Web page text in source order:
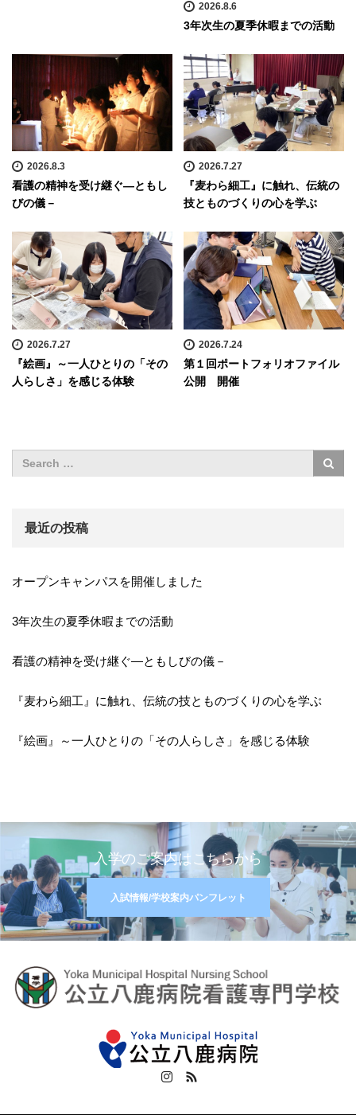
2026.8.6
3年次生の夏季休暇までの活動
2026.8.3
看護の精神を受け継ぐ―ともし
びの儀－
2026.7.27
『麦わら細工』に触れ、伝統の
技とものづくりの心を学ぶ
2026.7.27
『絵画』～一人ひとりの「その
人らしさ」を感じる体験
2026.7.24
第１回ポートフォリオファイル
公開 開催
最近の投稿
オープンキャンパスを開催しました
3年次生の夏季休暇までの活動
看護の精神を受け継ぐ―ともしびの儀－
『麦わら細工』に触れ、伝統の技とものづくりの心を学ぶ
『絵画』～一人ひとりの「その人らしさ」を感じる体験
入学のご案内はこちらから
入試情報/学校案内パンフレット
Instagram